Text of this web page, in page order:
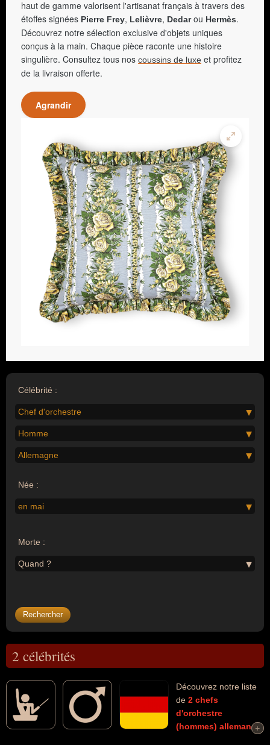
haut de gamme valorisent l'artisanat français à travers des
étoffes signées Pierre Frey, Lelièvre, Dedarou Hermès.
Découvrez notre sélection exclusive d'objets uniques
conçus à la main. Chaque pièce raconte une histoire
singulière. Consultez tous nos coussins de luxe et profitez
de la livraison offerte.
Agrandir
Célébrité :
Chef d'orchestre
Homme
Allemagne
Née :
en mai
Morte :
Quand ?
2 célébrités
Découvrez notre liste
de 2 chefs
d'orchestre
(hommes) allemand+
+